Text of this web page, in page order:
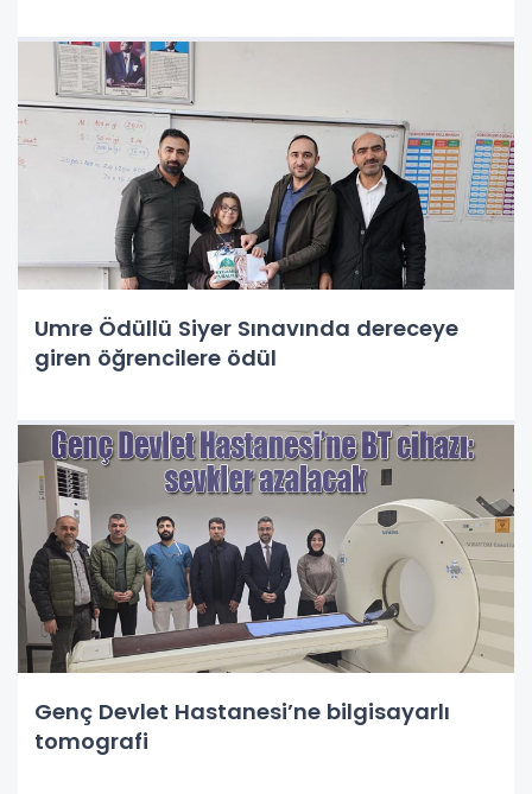
Umre Ödüllü Siyer Sınavında dereceye
giren öğrencilere ödül
Genç Devlet Hastanesi’ne bilgisayarlı
tomografi